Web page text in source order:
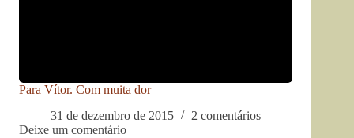
Para Vítor. Com muita dor
31 de dezembro de 2015
2 comentários
Deixe um comentário